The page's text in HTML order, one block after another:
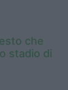
che
stadio di